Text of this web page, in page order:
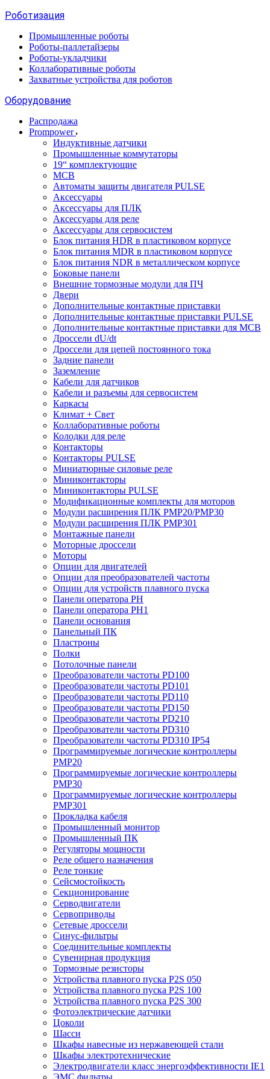
Роботизация
Промышленные роботы
Роботы-паллетайзеры
Роботы-укладчики
Коллаборативные роботы
Захватные устройства для роботов
Оборудование
Распродажа
Prompower
Индуктивные датчики
Промышленные коммутаторы
19“ комплектующие
MCB
Автоматы защиты двигателя PULSE
Аксессуары
Аксессуары для ПЛК
Аксессуары для реле
Аксессуары для сервосистем
Блок питания HDR в пластиковом корпусе
Блок питания MDR в пластиковом корпусе
Блок питания NDR в металлическом корпусе
Боковые панели
Внешние тормозные модули для ПЧ
Двери
Дополнительные контактные приставки
Дополнительные контактные приставки PULSE
Дополнительные контактные приставки для MCB
Дроссели dU/dt
Дроссели для цепей постоянного тока
Задние панели
Заземление
Кабели для датчиков
Кабели и разъемы для сервосистем
Каркасы
Климат + Свет
Коллаборативные роботы
Колодки для реле
Контакторы
Контакторы PULSE
Миниатюрные силовые реле
Миниконтакторы
Миниконтакторы PULSE
Модификационные комплекты для моторов
Модули расширения ПЛК PMP20/PMP30
Модули расширения ПЛК PMP301
Монтажные панели
Моторные дроссели
Моторы
Опции для двигателей
Опции для преобразователей частоты
Опции для устройств плавного пуска
Панели оператора PH
Панели оператора PH1
Панели основания
Панельный ПК
Пластроны
Полки
Потолочные панели
Преобразователи частоты PD100
Преобразователи частоты PD101
Преобразователи частоты PD110
Преобразователи частоты PD150
Преобразователи частоты PD210
Преобразователи частоты PD310
Преобразователи частоты PD310 IP54
Программируемые логические контроллеры
PMP20
Программируемые логические контроллеры
PMP30
Программируемые логические контроллеры
PMP301
Прокладка кабеля
Промышленный монитор
Промышленный ПК
Регуляторы мощности
Реле общего назначения
Реле тонкие
Сейсмостойкость
Секционирование
Серводвигатели
Сервоприводы
Сетевые дроссели
Синус-фильтры
Соединительные комплекты
Сувенирная продукция
Тормозные резисторы
Устройства плавного пуска P2S 050
Устройства плавного пуска P2S 100
Устройства плавного пуска P2S 300
Фотоэлектрические датчики
Цоколи
Шасси
Шкафы навесные из нержавеющей стали
Шкафы электротехнические
Электродвигатели класс энергоэффективности IE1
ЭМС фильтры